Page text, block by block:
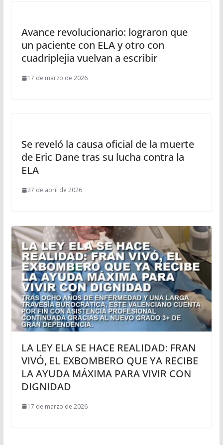
Avance revolucionario: lograron que
un paciente con ELA y otro con
cuadriplejia vuelvan a escribir
17 de marzo de 2026
Se reveló la causa oficial de la muerte
de Eric Dane tras su lucha contra la
ELA
27 de abril de 2026
LA LEY ELA SE HACE REALIDAD: FRAN
VIVÓ, EL EXBOMBERO QUE YA RECIBE
LA AYUDA MÁXIMA PARA VIVIR CON
DIGNIDAD
17 de marzo de 2026